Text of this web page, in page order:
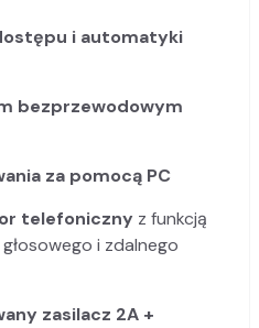
i automatyki
bezprzewodowym
za pomocą PC
telefoniczny z funkcją
i zdalnego
zasilacz 2A +